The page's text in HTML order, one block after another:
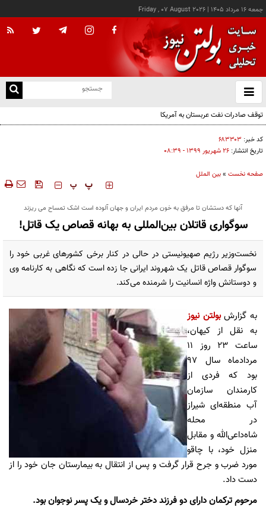
جمعه ۱۶ مرداد ۱۴۰۵ |
Friday , 07 August 2026
باز
و
توقف صادرات نفت عربستان به آمریکا
کد خبر: ۶۸۳۳۰۳
تاریخ انتشار: ۲۶ شهريور ۱۳۹۹ - ۰۸:۳۹
صفحه نخست »بین الملل
‍‍‍ پ پ
آنها که دستشان تا مرفق به خون مردم ایران و جهان آلوده است اشک تمساح می ریزند
سوگواری قاتلان بین‌المللی به بهانه قصاص یک قاتل!
نخست‌وزیر رژیم صهیونیستی در حالی در کنار برخی کشورهای غربی خود را
سوگوار قصاص قاتل یک شهروند ایرانی جا زده است که نگاهی به کارنامه وی
و دوستانش واژه انسانیت را شرمنده می‌کند.
به گزارشبولتن نیوز
به نقل از کیهان،
ساعت ۲۳ روز ۱۱
مردادماه سال ۹۷
بود که فردی از
کارمندان سازمان
آب منطقه‌ای شیراز
در محله
شاه‌داعی‌الله و مقابل
منزل خود، با چاقو
مورد ضرب و جرح قرار گرفت و پس از انتقال به بیمارستان جان خود را از
دست داد.
مرحوم ‌ترکمان دارای دو فرزند دختر خردسال و یک پسر نوجوان بود.